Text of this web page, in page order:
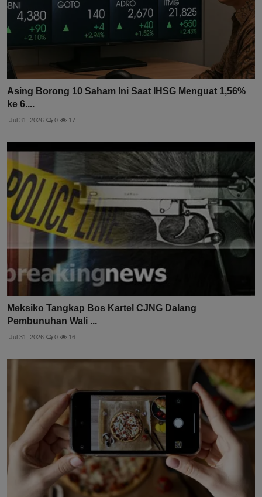
Asing Borong 10 Saham Ini Saat IHSG Menguat 1,56%
ke 6....
Jul 31, 2026 0 17
Meksiko Tangkap Bos Kartel CJNG Dalang
Pembunuhan Wali ...
Jul 31, 2026 0 16